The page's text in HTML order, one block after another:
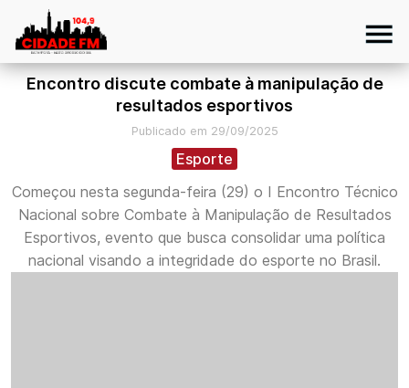
Encontro discute combate à manipulação de
resultados esportivos
Publicado em 29/09/2025
Esporte
Começou nesta segunda-feira (29) o I Encontro Técnico
Nacional sobre Combate à Manipulação de Resultados
Esportivos, evento que busca consolidar uma política
nacional visando a integridade do esporte no Brasil.